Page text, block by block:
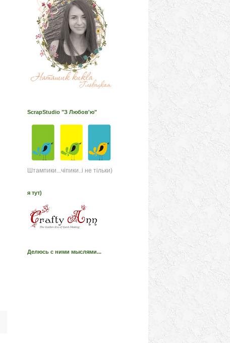
ScrapStudio "З Любов'ю"
Штампики...чіпики..і не тільки)
я тут)
Делюсь с ними мыслями...